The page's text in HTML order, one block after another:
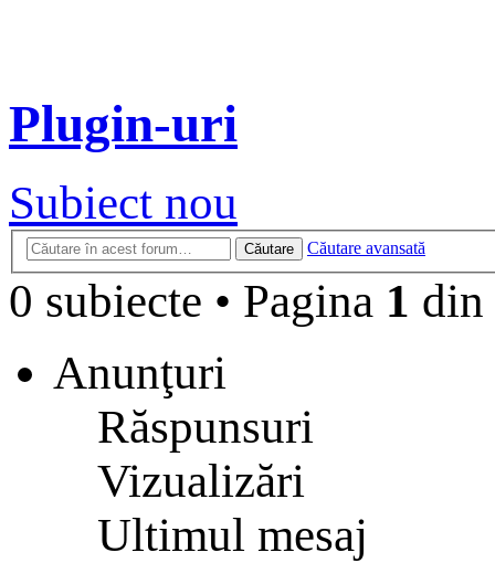
Plugin-uri
Subiect nou
Căutare Căutare avansată
0 subiecte • Pagina 1 din
Anunţuri
Răspunsuri
Vizualizări
Ultimul mesaj